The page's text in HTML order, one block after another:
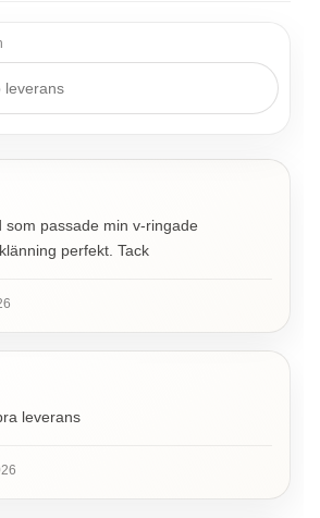
som passade min v-ringade
perfekt. Tack
leverans